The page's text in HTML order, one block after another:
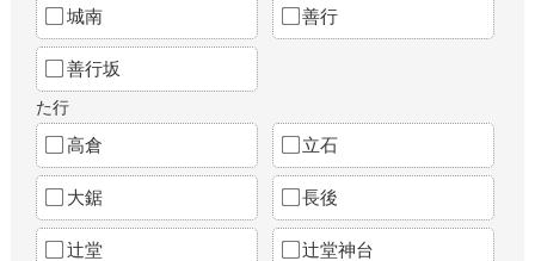
城南 善行
善行坂
た行
高倉 立石
大鋸 長後
辻堂 辻堂神台